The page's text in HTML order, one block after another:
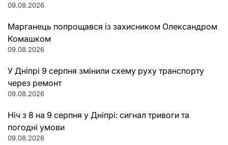
09.08.2026
Марганець попрощався із захисником Олександром
Комашком
09.08.2026
У Дніпрі 9 серпня змінили схему руху транспорту
через ремонт
09.08.2026
Ніч з 8 на 9 серпня у Дніпрі: сигнал тривоги та
погодні умови
09.08.2026